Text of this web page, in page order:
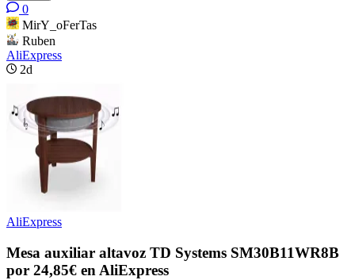
0
MirY_oFerTas
Ruben
AliExpress
2d
AliExpress
Mesa auxiliar altavoz TD Systems SM30B11WR8B
por 24,85€ en AliExpress